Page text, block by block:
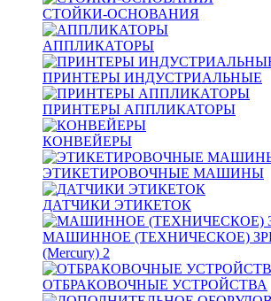
СТОЙКИ-ОСНОВАНИЯ
АППЛИКАТОРЫ
ПРИНТЕРЫ ИНДУСТРИАЛЬНЫЕ
ПРИНТЕРЫ АППЛИКАТОРЫ
КОНВЕЙЕРЫ
ЭТИКЕТИРОВОЧНЫЕ МАШИНЫ
ДАТЧИКИ ЭТИКЕТОК
МАШИННОЕ (ТЕХНИЧЕСКОЕ)
(Mercury) 2
ОТБРАКОВОЧНЫЕ УСТРОЙСТВА